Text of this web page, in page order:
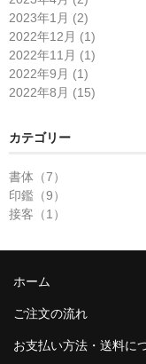
2023年1月 (2)
2022年12月 (1)
2022年11月 (1)
2022年9月 (1)
2022年8月 (15)
カテゴリー
書体（7）
印鑑（9）
接客（1）
ホーム
ご注文の流れ
お支払い方法・送料に